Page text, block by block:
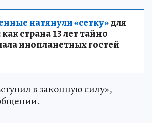
натянули «сетку»для
страна 13 лет тайно
инопланетных гостей
в законную силу», –